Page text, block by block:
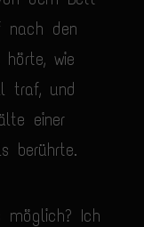
nach den
wie
traf, und
einer
berührte.
möglich? Ich